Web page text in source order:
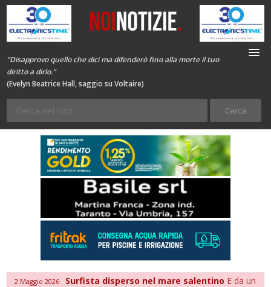
“Disapprovo quello che dici ma difenderò fino alla morte il tuo
diritto a dirlo.”
(Evelyn Beatrice Hall, saggio su Voltaire)
2 Maggio 2026 Surfista disperso nel mare salentino E da un